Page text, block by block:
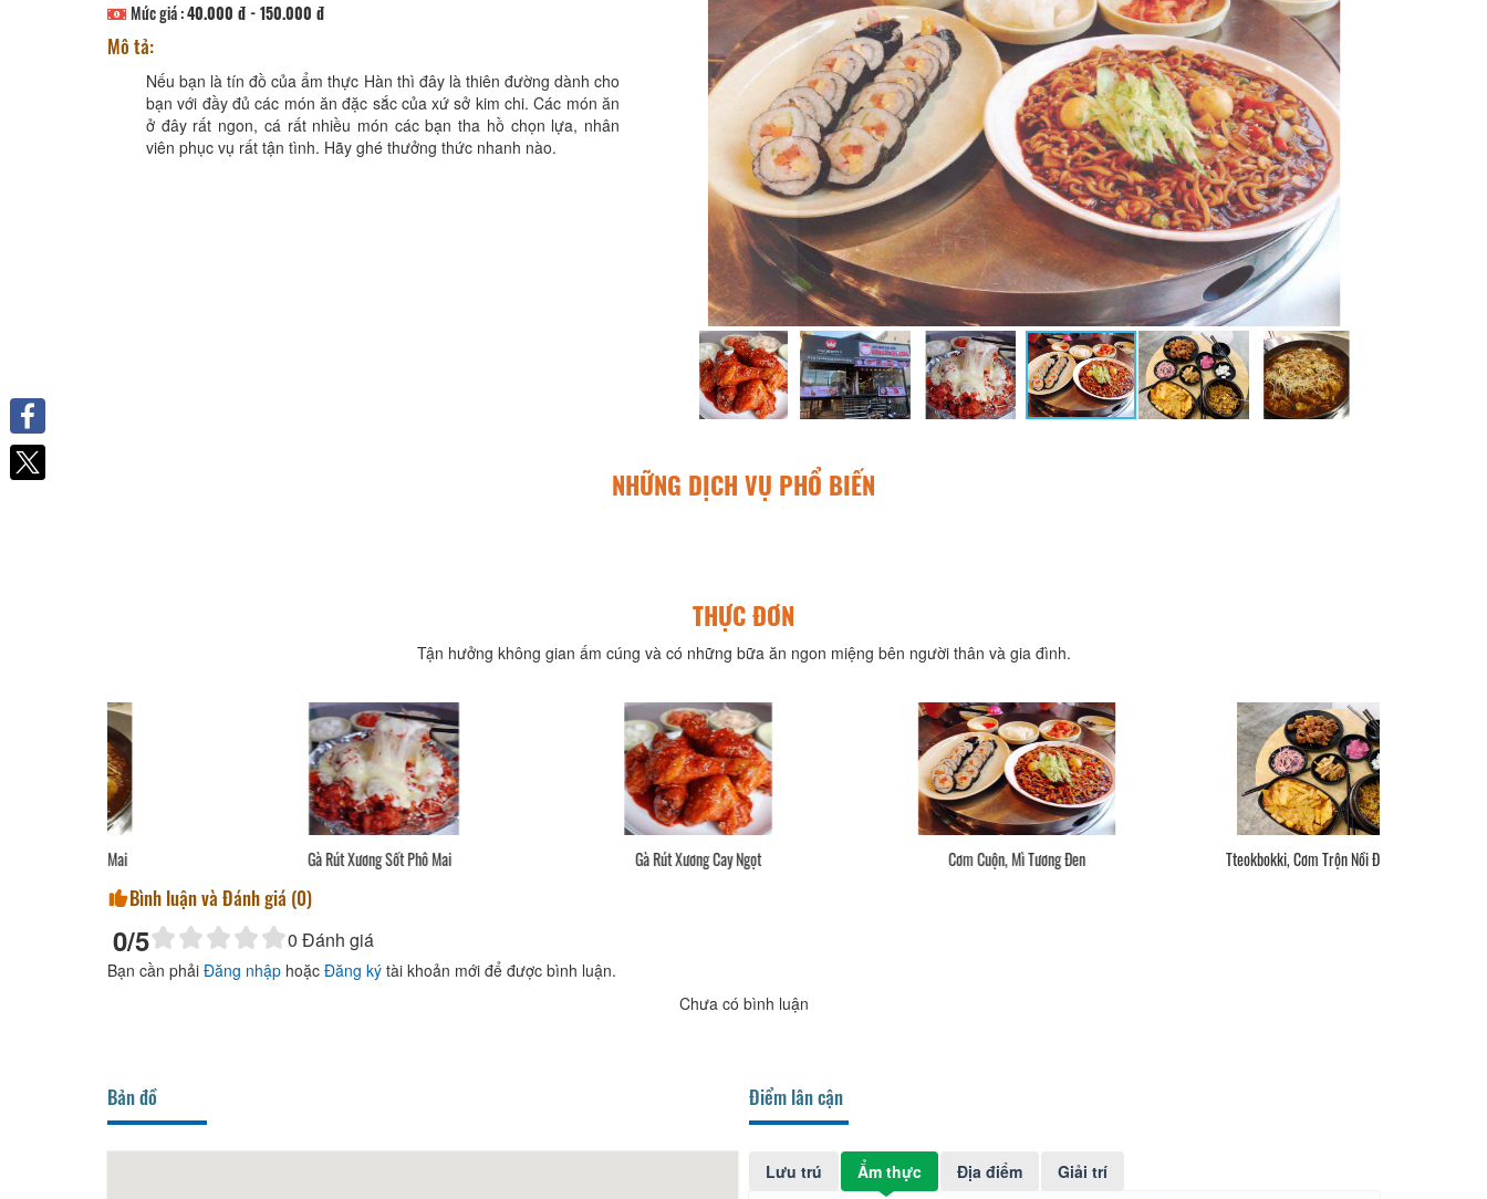
Mức giá :40.000 đ - 150.000 đ
Mô tả:
Nếu bạn là tín đồ của ẩm thực Hàn thì đây là thiên đường dành cho
bạn với đầy đủ các món ăn đặc sắc của xứ sở kim chi. Các món ăn
ở đây rất ngon, cá rất nhiều món các bạn tha hồ chọn lựa, nhân
viên phục vụ rất tận tình. Hãy ghé thưởng thức nhanh nào.
NHỮNG DỊCH VỤ PHỔ BIẾN
THỰC ĐƠN
Tận hưởng không gian ấm cúng và có những bữa ăn ngon miệng bên người thân và gia đình.
Gà Rút Xương Sốt Phô Mai Gà Rút Xương Cay Ngọt Cơm Cuộn, Mì Tương Đen Tteokbokki, Cơm Trộn Nồi Đất, Gà Chiên
Bình luận và Đánh giá (0)
0/5 0 Đánh giá
Bạn cần phải Đăng nhập hoặc Đăng ký tài khoản mới để được bình luận.
Chưa có bình luận
Bản đồ Điểm lân cận
Lưu trú Ẩm thực Địa điểm Giải trí
Facebook